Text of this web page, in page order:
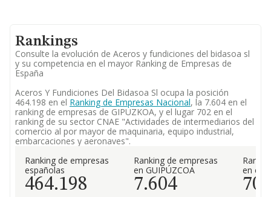
Rankings
Consulte la evolución de Aceros y fundiciones del bidasoa sl
y su competencia en el mayor Ranking de Empresas de
España
Aceros Y Fundiciones Del Bidasoa Sl ocupa la posición
464.198 en el Ranking de Empresas Nacional, la 7.604 en el
ranking de empresas de GIPUZKOA, y el lugar 702 en el
ranking de su sector CNAE "Actividades de intermediarios del
comercio al por mayor de maquinaria, equipo industrial,
embarcaciones y aeronaves".
Ranking de empresas
españolas
464.198
Ranking de empresas
en GUIPÚZCOA
7.604
en el
702